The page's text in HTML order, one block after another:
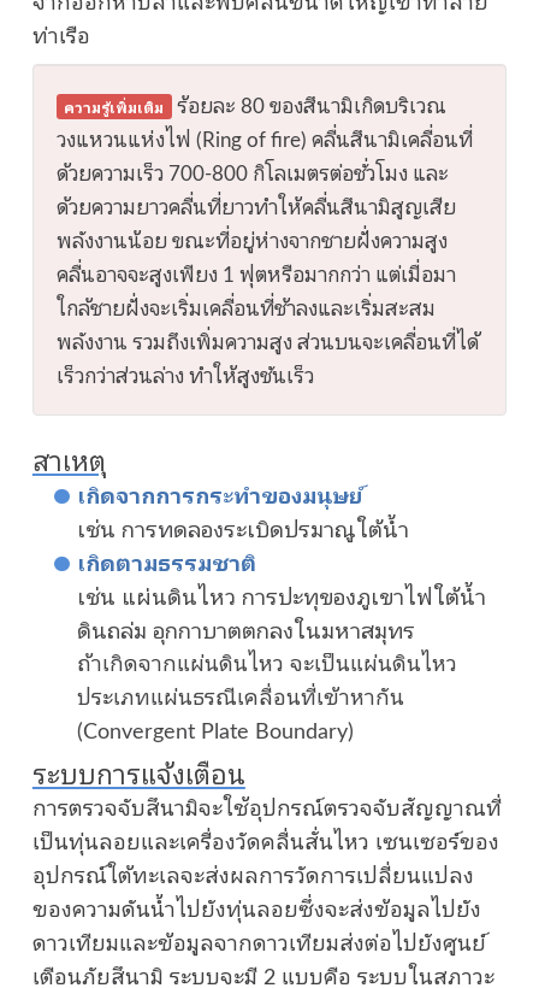
ท่าเรือ
ความรู้เพิ่มเติม ร้อยละ 80 ของสึนามิเกิดบริเวณ
วงแหวนแห่งไฟ (Ring of fire) คลื่นสึนามิเคลื่อนที่
ด้วยความเร็ว 700-800 กิโลเมตรต่อชั่วโมง และ
ด้วยความยาวคลื่นที่ยาวทำให้คลื่นสึนามิสูญเสีย
พลังงานน้อย ขณะที่อยู่ห่างจากชายฝั่งความสูง
คลื่นอาจจะสูงเพียง 1 ฟุตหรือมากกว่า แต่เมื่อมา
ใกล้ชายฝั่งจะเริ่มเคลื่อนที่ช้าลงและเริ่มสะสม
พลังงาน รวมถึงเพิ่มความสูง ส่วนบนจะเคลื่อนที่ได้
เร็วกว่าส่วนล่าง ทำให้สูงชันเร็ว
สาเหตุ
เกิดจากการกระทำของมนุษย์
เช่น การทดลองระเบิดปรมาณูใต้น้ำ
เกิดตามธรรมชาติ
เช่น แผ่นดินไหว การปะทุของภูเขาไฟใต้น้ำ
ดินถล่ม อุกกาบาตตกลงในมหาสมุทร
ถ้าเกิดจากแผ่นดินไหว จะเป็นแผ่นดินไหว
ประเภทแผ่นธรณีเคลื่อนที่เข้าหากัน
(Convergent Plate Boundary)
ระบบการแจ้งเตือน
การตรวจจับสึนามิจะใช้อุปกรณ์ตรวจจับสัญญาณที่
เป็นทุ่นลอยและเครื่องวัดคลื่นสั่นไหว เซนเซอร์ของ
อุปกรณ์ใต้ทะเลจะส่งผลการวัดการเปลี่ยนแปลง
ของความดันน้ำไปยังทุ่นลอยซึ่งจะส่งข้อมูลไปยัง
ดาวเทียมและข้อมูลจากดาวเทียมส่งต่อไปยังศูนย์
เตือนภัยสึนามิ ระบบจะมี 2 แบบคือ ระบบในสภาวะ